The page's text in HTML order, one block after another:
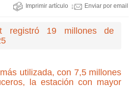
Imprimir artículo Enviar por email
registró 19 millones de
utilizada, con 7,5 millones
la estación con mayor